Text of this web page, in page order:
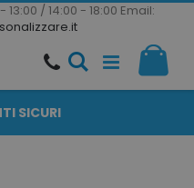
/ 14:00 - 18:00 Email:
PERSONALIZZABILI
SICURI